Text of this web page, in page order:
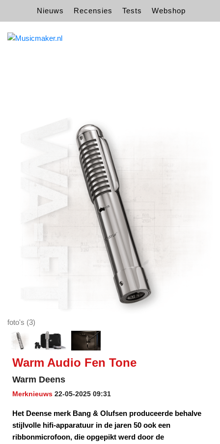
Nieuws Recensies Tests Webshop
foto's (3)
Warm Audio Fen Tone
Warm Deens
Merknieuws 22-05-2025 09:31
Het Deense merk Bang & Olufsen produceerde behalve
stijlvolle hifi-apparatuur in de jaren 50 ook een
ribbonmicrofoon, die opgepikt werd door de